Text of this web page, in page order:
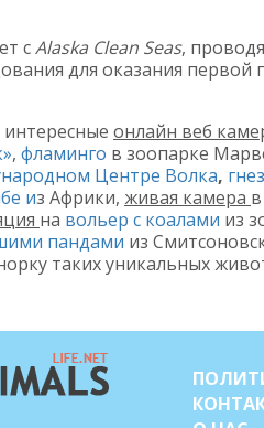
сAlaska Clean Seas,
для оказания первой
интересные онлайн веб
», фламинго в зоопарке
Центре Волка,
из Африки, живая камера
на вольер с коалами из
пандами из
таких уникальных